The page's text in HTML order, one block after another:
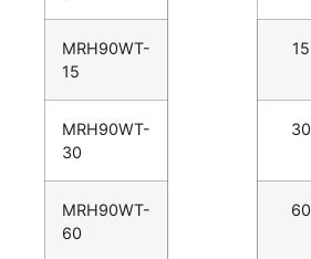
MRH90WT-
15
15
MRH90WT-
30
30
MRH90WT-
60
60